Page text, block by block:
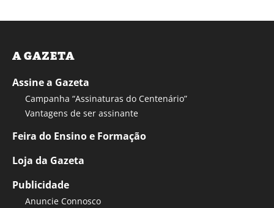
A GAZETA
Assine a Gazeta
Campanha “Assinaturas do Centenário”
Vantagens de ser assinante
Feira do Ensino e Formação
Loja da Gazeta
Publicidade
Anuncie Connosco